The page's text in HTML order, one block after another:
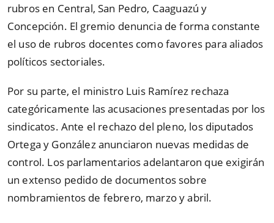
rubros en Central, San Pedro, Caaguazú y
Concepción. El gremio denuncia de forma constante
el uso de rubros docentes como favores para aliados
políticos sectoriales.
Por su parte, el ministro Luis Ramírez rechaza
categóricamente las acusaciones presentadas por los
sindicatos. Ante el rechazo del pleno, los diputados
Ortega y González anunciaron nuevas medidas de
control. Los parlamentarios adelantaron que exigirán
un extenso pedido de documentos sobre
nombramientos de febrero, marzo y abril.